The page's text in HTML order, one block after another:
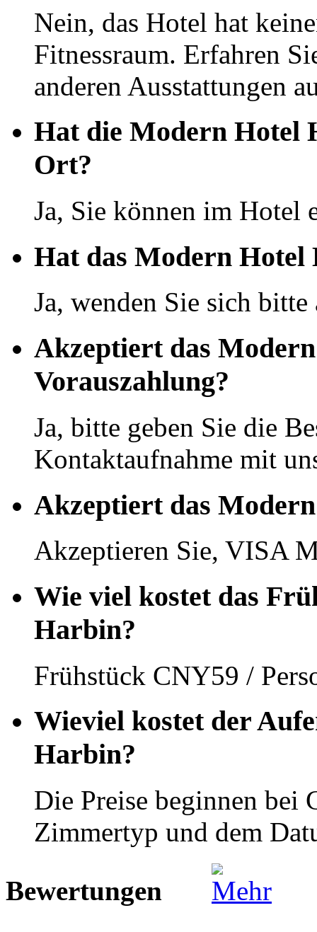
Nein, das Hotel hat
Fitnessraum. Erfahren
anderen Ausstattungen
Hat die Modern Hotel
Ort?
Ja, Sie können im Hotel
Hat das Modern
Ja, wenden Sie sich
Akzeptiert das
Vorauszahlung?
Ja, bitte geben Sie die
Kontaktaufnahme mit
Akzeptiert das
Akzeptieren Sie, VISA
Wie viel kostet das
Harbin?
Frühstück CNY59 /
Wieviel kostet der
Harbin?
Die Preise beginnen bei
Zimmertyp und dem
Bewertungen